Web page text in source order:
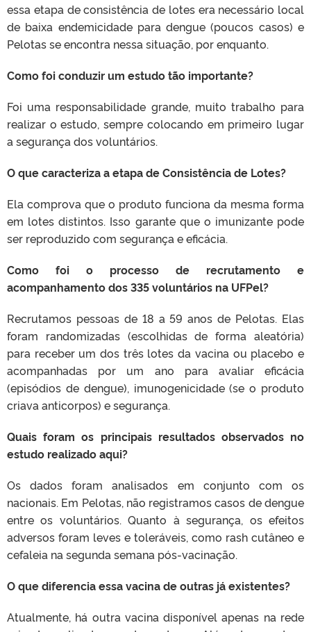
essa etapa de consistência de lotes era necessário local
de baixa endemicidade para dengue (poucos casos) e
Pelotas se encontra nessa situação, por enquanto.
Como foi conduzir um estudo tão importante?
Foi uma responsabilidade grande, muito trabalho para
realizar o estudo, sempre colocando em primeiro lugar
a segurança dos voluntários.
O que caracteriza a etapa de Consistência de Lotes?
Ela comprova que o produto funciona da mesma forma
em lotes distintos. Isso garante que o imunizante pode
ser reproduzido com segurança e eficácia.
Como foi o processo de recrutamento e
acompanhamento dos 335 voluntários na UFPel?
Recrutamos pessoas de 18 a 59 anos de Pelotas. Elas
foram randomizadas (escolhidas de forma aleatória)
para receber um dos três lotes da vacina ou placebo e
acompanhadas por um ano para avaliar eficácia
(episódios de dengue), imunogenicidade (se o produto
criava anticorpos) e segurança.
Quais foram os principais resultados observados no
estudo realizado aqui?
Os dados foram analisados em conjunto com os
nacionais. Em Pelotas, não registramos casos de dengue
entre os voluntários. Quanto à segurança, os efeitos
adversos foram leves e toleráveis, como rash cutâneo e
cefaleia na segunda semana pós-vacinação.
O que diferencia essa vacina de outras já existentes?
Atualmente, há outra vacina disponível apenas na rede